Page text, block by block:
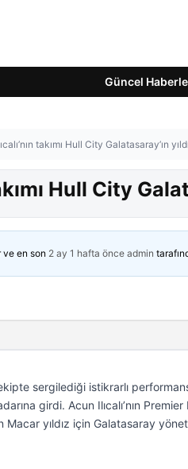
Güncel
takımı Hull City Galatasaray’ın
Hull City
ve en son 2 ay 1 hafta önce admin
ekipte sergilediği istikrarlı
girdi. Acun Ilıcalı’nın
Macar yıldız için Galatasaray